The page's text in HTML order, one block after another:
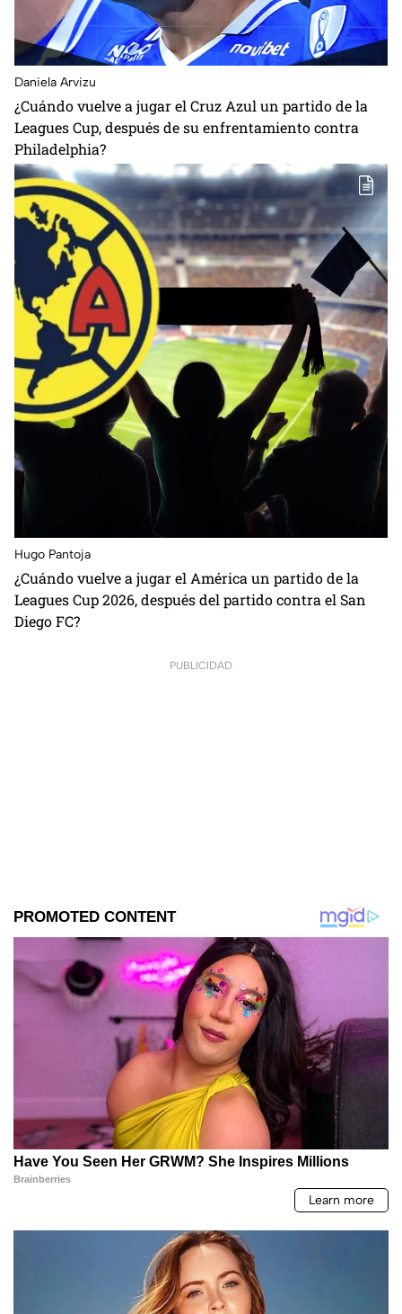
Daniela Arvizu
¿Cuándo vuelve a jugar el Cruz Azul un partido de la
Leagues Cup, después de su enfrentamiento contra
Philadelphia?
Hugo Pantoja
¿Cuándo vuelve a jugar el América un partido de la
Leagues Cup 2026, después del partido contra el San
Diego FC?
PUBLICIDAD